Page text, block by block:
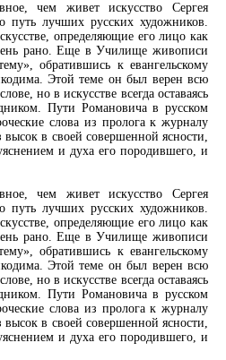
чем живет искусство Сергея
путь лучших русских художников.
определяющие его лицо как
рано. Еще в Училище живописи
обратившись к евангельскому
Этой теме он был верен всю
но в искусстве всегда оставаясь
Пути Романовича в русском
слова из пролога к журналу
в своей совершенной ясности,
и духа его породившего, и
чем живет искусство Сергея
путь лучших русских художников.
определяющие его лицо как
рано. Еще в Училище живописи
обратившись к евангельскому
Этой теме он был верен всю
но в искусстве всегда оставаясь
Пути Романовича в русском
слова из пролога к журналу
в своей совершенной ясности,
и духа его породившего, и